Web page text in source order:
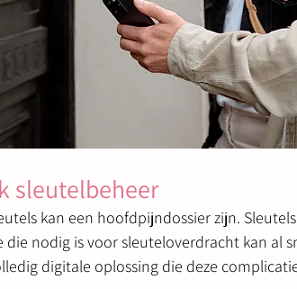
sleutelbeheer
kan een hoofdpijndossier zijn.
nodig is voor sleuteloverdracht kan al
digitale oplossing die deze